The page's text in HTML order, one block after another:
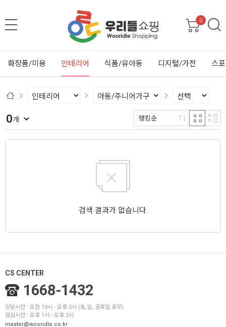
0
화장품/미용 인테리어 식품/유아동 디지털/가전 스
0개 랭킹순
검색 결과가 없습니다.
CS CENTER
1668-1432
상담시간 : 오전 10시 - 오후 5시 (토,일, 공휴일 휴무)
점심시간 : 오후 1시 - 오후 2시
master@wooridle.co.kr